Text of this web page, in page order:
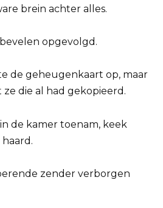
brein achter alles.
opgevolgd.
de geheugenkaart op, maar
die al had gekopieerd.
de kamer toenam, keek
zender verborgen